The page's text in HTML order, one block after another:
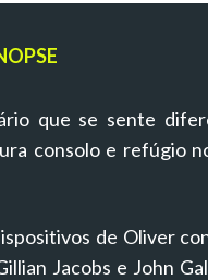
que se sente
consolo e refúgio
de Oliver
Jacobs e John